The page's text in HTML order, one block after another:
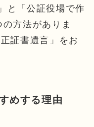
と「公証役場で作
方法がありま
証書遺言」をお
めする理由